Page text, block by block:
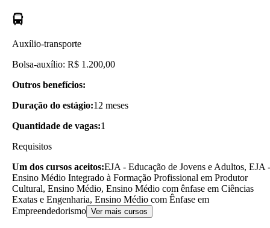
Auxílio-transporte
Bolsa-auxílio: R$ 1.200,00
Outros benefícios:
Duração do estágio:12 meses
Quantidade de vagas:1
Requisitos
Um dos cursos aceitos:EJA - Educação de Jovens e Adultos, EJA -
Ensino Médio Integrado à Formação Profissional em Produtor
Cultural, Ensino Médio, Ensino Médio com ênfase em Ciências
Exatas e Engenharia, Ensino Médio com Ênfase em
Empreendedorismo Ver mais cursos